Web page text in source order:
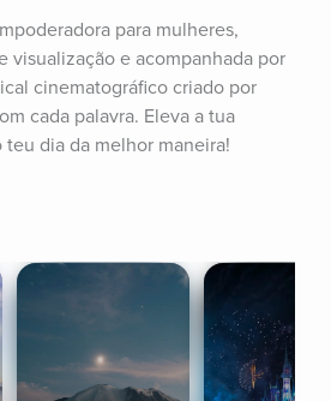
para mulheres,
visualização e acompanhada por
cinematográfico criado por
cada palavra. Eleva a tua
dia da melhor maneira!